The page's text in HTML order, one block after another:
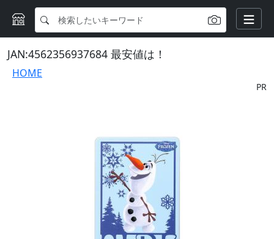
JAN:4562356937684 最安値は！
HOME
PR